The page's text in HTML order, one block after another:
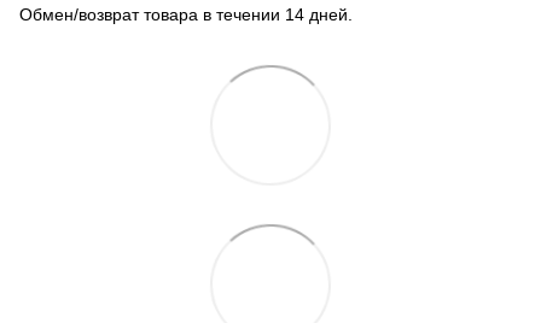
Обмен/возврат товара в течении 14 дней.